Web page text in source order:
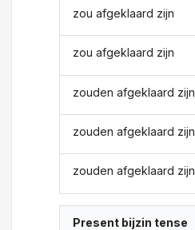
zou afgeklaard zijn
zou afgeklaard zijn
zouden afgeklaard zijn
zouden afgeklaard zijn
zouden afgeklaard zijn
Present bijzin tense